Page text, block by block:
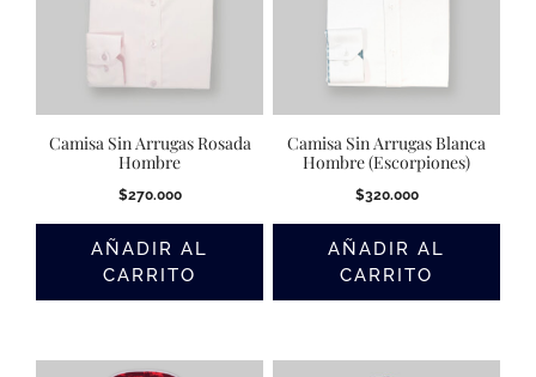
Camisa Sin Arrugas Rosada
Hombre
$270.000
AÑADIR AL
CARRITO
Camisa Sin Arrugas Blanca
Hombre (Escorpiones)
$320.000
AÑADIR AL
CARRITO